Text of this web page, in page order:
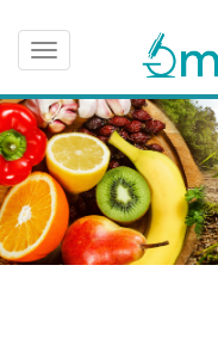
Toggle
navigation